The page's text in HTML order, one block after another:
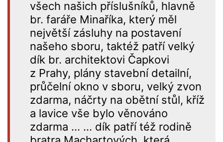
všech našich příslušníků, hlavně
br. faráře Minaříka, který měl
největší zásluhy na postavení
našeho sboru, taktéž patří velký
dík br. architektovi Čapkovi
z Prahy, plány stavební detailní,
průčelní okno v sboru, velký zvon
zdarma, náčrty na obětní stůl, kříž
a lavice vše bylo věnováno
zdarma … … dík patří též rodině